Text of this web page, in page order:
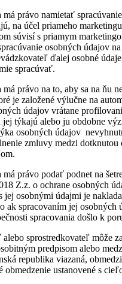
má právo namietať
na účel priameho
súvisí s priamym
osobných údajov
ďalej osobné
spracúvať.
má právo na to, aby sa na ňu
je založené výlučne na
údajov vrátane
jej týkajú alebo ju obdobne
osobných údajov
zmluvy medzi dotknutou
má právo podať podnet na
Z.z. o ochrane osobných
jej osobnými údajmi je
ak spracovaním jej osobných
spracovania došlo k
sprostredkovateľ môže
predpisom alebo
republika viazaná,
obmedzenie ustanovené s